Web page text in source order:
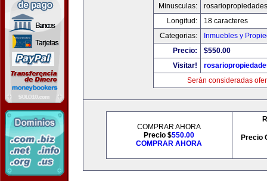
Minusculas:
Longitud:
18 caracteres
Categorias:
Inmuebles y
Precio:
$550.00
Visitar!
Serán consideradas
COMPRAR AHORA
Precio $550.00
COMPRAR AHORA
Precio